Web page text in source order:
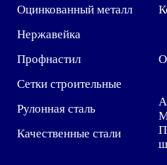
Оцинкованный металл
Нержавейка
Профнастил
Сетки строительные
Рулонная сталь
Качественные стали